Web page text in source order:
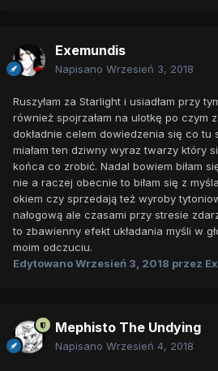
Exemundis
Napisano Wrzesień 3, 2018
Ruszyłam za Starlight i usiadłam przy
również spojrzałam na ulotkę po czym
dokładnie celem dowiedzenia się co tu
miałam ten dziwny wyraz twarzy który
końca co zrobić. Nadal bowiem biłam
nie a raczej obecnie to biłam się z
okiem czy sprzedają też wyroby
nałogową ale czasami przy stresie
to zbawienny efekt układania myśli w
moim odczuciu.
EdytowanoWrzesień 3, 2018 przez
Mephisto The Undying
Napisano Wrzesień 4, 2018